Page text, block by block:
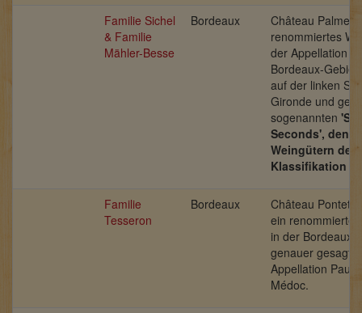
Familie Sichel
& Familie
Mähler-Besse
Bordeaux
Château Palmer
renommiertes
der Appellation
Bordeaux-
auf der linken
Gironde und
sogenannten
Seconds', den
Weingütern der
Klassifikation
Familie
Tesseron
Bordeaux
Château Pontet-
ein
in der Bordeaux-
genauer gesagt
Appellation
Médoc.